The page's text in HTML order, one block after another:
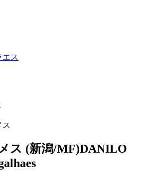
エス
ス
ス (新潟/MF)DANILO